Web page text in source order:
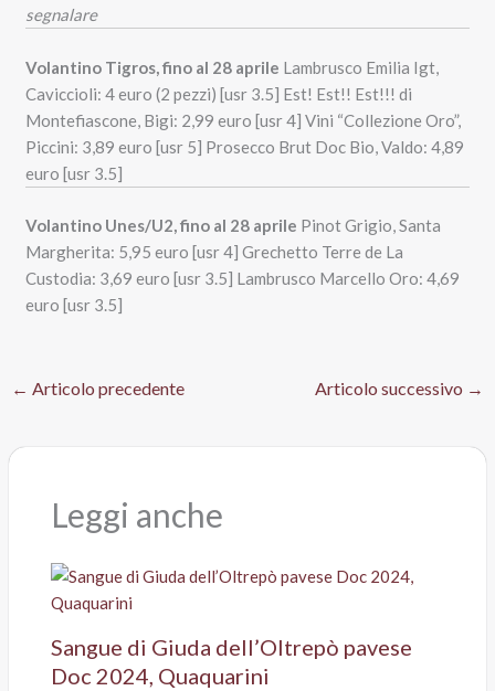
segnalare
Volantino Tigros, fino al 28 aprile Lambrusco Emilia Igt,
Caviccioli: 4 euro (2 pezzi) [usr 3.5] Est! Est!! Est!!! di
Montefiascone, Bigi: 2,99 euro [usr 4] Vini “Collezione Oro”,
Piccini: 3,89 euro [usr 5] Prosecco Brut Doc Bio, Valdo: 4,89
euro [usr 3.5]
Volantino Unes/U2, fino al 28 aprile Pinot Grigio, Santa
Margherita: 5,95 euro [usr 4] Grechetto Terre de La
Custodia: 3,69 euro [usr 3.5] Lambrusco Marcello Oro: 4,69
euro [usr 3.5]
← Articolo precedente Articolo successivo →
Leggi anche
Sangue di Giuda dell’Oltrepò pavese
Doc 2024, Quaquarini